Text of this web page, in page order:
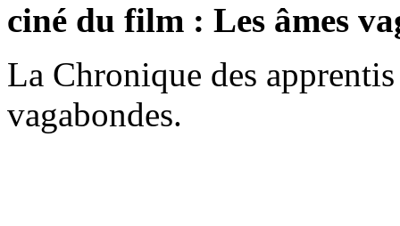
ciné du film : Les âmes
La Chronique des
vagabondes.